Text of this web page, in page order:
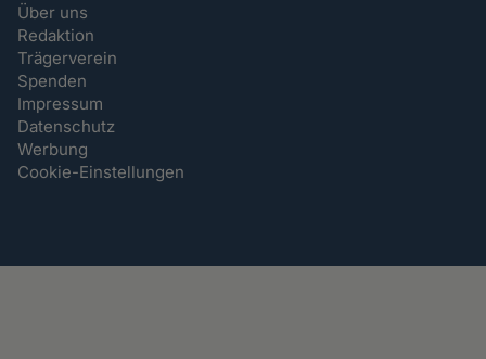
Über uns
Redaktion
Trägerverein
Spenden
Impressum
Datenschutz
Werbung
Cookie-Einstellungen